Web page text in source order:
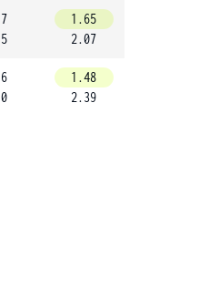
7
5
1.65
2.07
6
0
1.48
2.39